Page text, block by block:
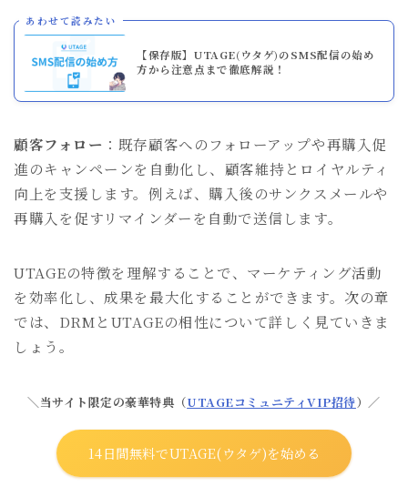
あわせて読みたい
【保存版】UTAGE(ウタゲ)のSMS配信の始め
方から注意点まで徹底解説！
顧客フォロー ：既存顧客へのフォローアップや再購入促
進のキャンペーンを自動化し、顧客維持とロイヤルティ
向上を支援します。例えば、購入後のサンクスメールや
再購入を促すリマインダーを自動で送信します。
UTAGEの特徴を理解することで、マーケティング活動
を効率化し、成果を最大化することができます。次の章
では、DRMとUTAGEの相性について詳しく見ていきま
しょう。
＼当サイト限定の豪華特典（UTAGEコミュニティVIP招待）／
14日間無料でUTAGE(ウタゲ)を始める